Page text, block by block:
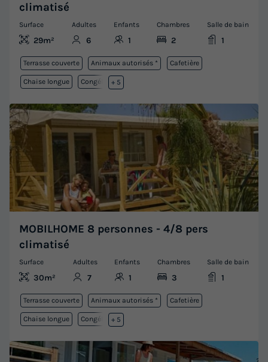
climatisé
Surface
29m²
Adultes
6
Enfants
1
Chambres
2
Salle de bain
1
Terrasse couverte Animaux autorisés * Cafetière
Chaise longue Congélateur
+ 5
MOBILHOME 8 personnes - 4/8 pers
climatisé
Surface
30m²
Adultes
7
Enfants
1
Chambres
3
Salle de bain
1
Terrasse couverte Animaux autorisés * Cafetière
Chaise longue Congélateur
+ 5